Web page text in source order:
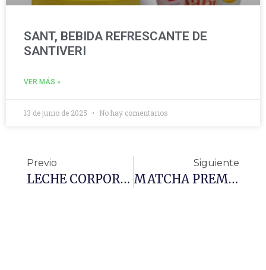
SANT, BEBIDA REFRESCANTE DE
SANTIVERI
VER MÁS »
13 de junio de 2025 No hay comentarios
Previo
LECHE CORPORAL REGENERADORA GRANADA
Siguiente
MATCHA PREMIUM GREEN TEA